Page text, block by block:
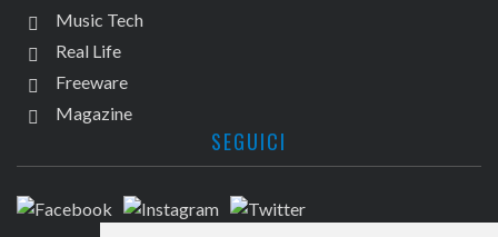
Music Tech
Real Life
Freeware
Magazine
SEGUICI